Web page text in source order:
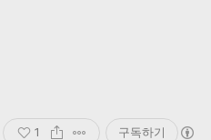
1 구독하기